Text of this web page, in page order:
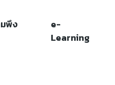
พึง
e-
Learning